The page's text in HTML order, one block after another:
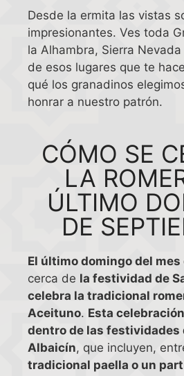
Desde la ermita las vistas
impresionantes. Ves toda
la Alhambra, Sierra
de esos lugares que te
qué los granadinos
honrar a nuestro patrón.
CÓMO SE
LA
ÚLTIMO
DE
El último domingo del
cerca de la festividad de
celebra la tradicional
Aceituno. Esta
dentro de las festividades
Albaicín, que incluyen,
tradicional paella o un